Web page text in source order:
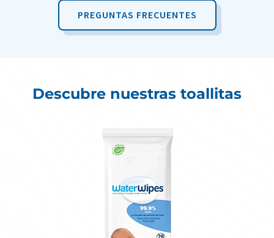
PREGUNTAS FRECUENTES
Descubre nuestras toallitas